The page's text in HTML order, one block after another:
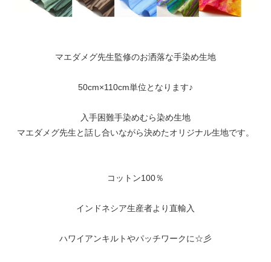
マエダメグ先生監修のお洒落な手染め生地
50cm×110cm単位となります♪
入手困難手染めむら染め生地
マエダメグ先生と話し合いながら決めたオリジナル生地です。
コットン100％
インドネシア生産者より直輸入
ハワイアンキルトやパッチワークに☆彡